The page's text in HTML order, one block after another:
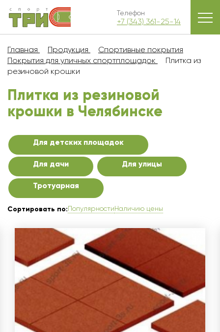
Телефон
+7 (343) 361-25-14
Главная Продукция
Спортивные покрытия
Покрытия для уличных спортплощадок
Плитка из
резиновой крошки
Плитка из резиновой
крошки в Челябинскe
Для детских площадок
Для дачи Для улицы
Тротуарная
Сортировать по:ПопулярностиНаличию цены